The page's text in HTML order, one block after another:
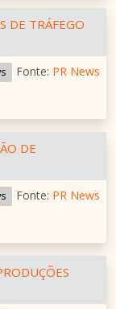
DE TRÁFEGO
Fonte: PR News
DE
Fonte: PR News